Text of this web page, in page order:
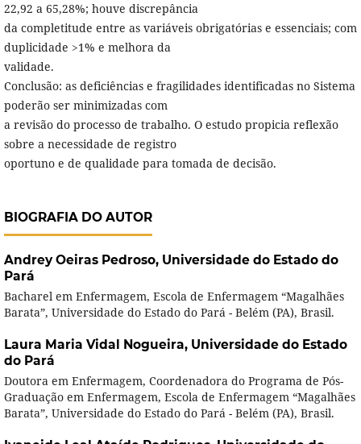
22,92 a 65,28%; houve discrepância
da completitude entre as variáveis obrigatórias e essenciais; com
duplicidade >1% e melhora da
validade.
Conclusão: as deficiências e fragilidades identificadas no Sistema
poderão ser minimizadas com
a revisão do processo de trabalho. O estudo propicia reflexão
sobre a necessidade de registro
oportuno e de qualidade para tomada de decisão.
BIOGRAFIA DO AUTOR
Andrey Oeiras Pedroso, Universidade do Estado do
Pará
Bacharel em Enfermagem, Escola de Enfermagem “Magalhães
Barata”, Universidade do Estado do Pará - Belém (PA), Brasil.
Laura Maria Vidal Nogueira, Universidade do Estado
do Pará
Doutora em Enfermagem, Coordenadora do Programa de Pós-
Graduação em Enfermagem, Escola de Enfermagem “Magalhães
Barata”, Universidade do Estado do Pará - Belém (PA), Brasil.